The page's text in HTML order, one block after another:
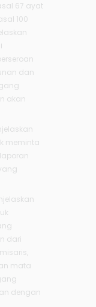
67 ayat
100
dan
akan
meminta
dari
mata
dengan